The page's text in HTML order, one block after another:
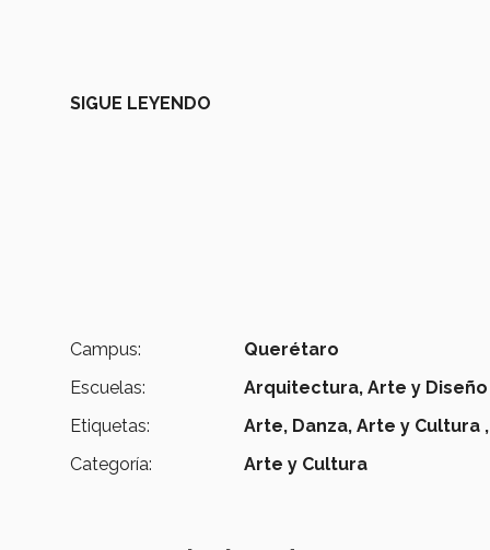
SIGUE LEYENDO
Campus:
Querétaro
Escuelas:
Arquitectura, Arte y Diseño
Etiquetas:
Arte, Danza, Arte y Cultura ,
Categoría:
Arte y Cultura